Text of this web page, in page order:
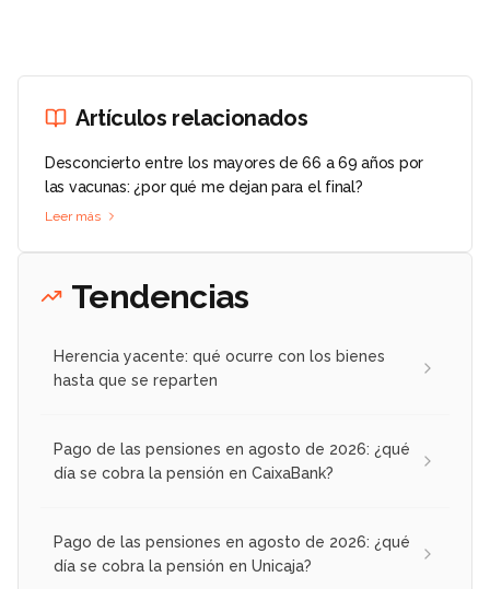
Artículos relacionados
Desconcierto entre los mayores de 66 a 69 años por
las vacunas: ¿por qué me dejan para el final?
Leer más
Tendencias
Herencia yacente: qué ocurre con los bienes
hasta que se reparten
Pago de las pensiones en agosto de 2026: ¿qué
día se cobra la pensión en CaixaBank?
Pago de las pensiones en agosto de 2026: ¿qué
día se cobra la pensión en Unicaja?